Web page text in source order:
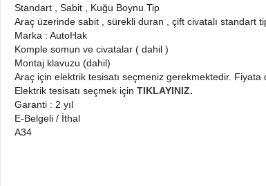
Standart , Sabit , Kuğu Boynu Tip
Araç üzerinde sabit , sürekli duran , çift civatalı standart
Marka : AutoHak
Komple somun ve civatalar ( dahil )
Montaj klavuzu (dahil)
Araç için elektrik tesisatı seçmeniz gerekmektedir. Fiyata
Elektrik tesisatı seçmek için TIKLAYINIZ.
Garanti : 2 yıl
E-Belgeli / İthal
A34